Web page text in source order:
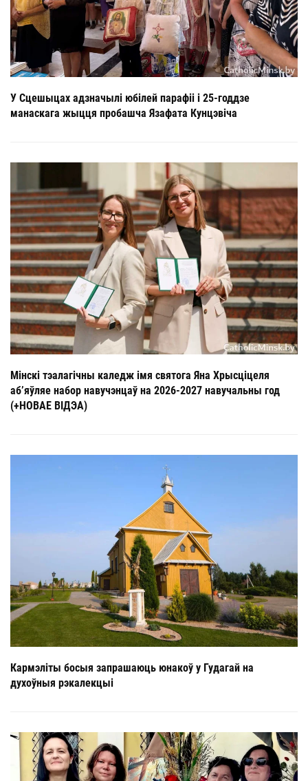
У Сцешыцах адзначылі юбілей парафіі і 25-годдзе
манаскага жыцця пробашча Язафата Кунцэвіча
Мінскі тэалагічны каледж імя святога Яна Хрысціцеля
аб’яўляе набор навучэнцаў на 2026-2027 навучальны год
(+НОВАЕ ВІДЭА)
Кармэліты босыя запрашаюць юнакоў у Гудагай на
духоўныя рэкалекцыі